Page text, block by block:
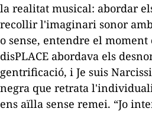
la realitat musical: abordar
recollir l'imaginari sonor
o sense, entendre el
disPLACE abordava els
gentrificació, i Je suis
negra que retrata
ens aïlla sense remei. “Jo